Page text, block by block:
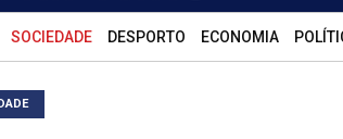
SOCIEDADE DESPORTO ECONOMIA